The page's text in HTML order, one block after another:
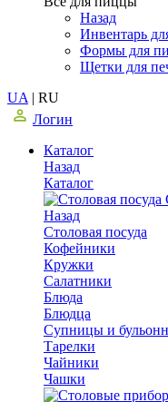
Назад
Инвентарь
Формы для
Щетки для
UA | RU
Логин
Каталог
Назад
Каталог
Назад
Столовая посуда
Кофейники
Кружки
Салатники
Блюда
Блюдца
Супницы и
Тарелки
Чайники
Чашки